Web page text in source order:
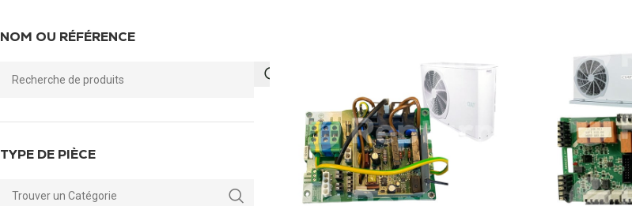
NOM OU RÉFÉRENCE
TYPE DE PIÈCE